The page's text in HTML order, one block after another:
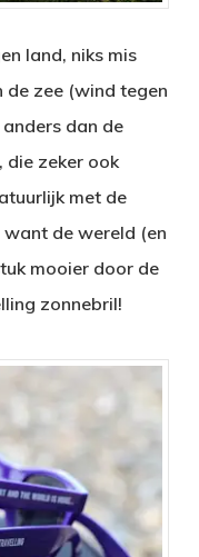
land, niks mis
de zee (wind tegen
dan de
die zeker ook
met de
de wereld (en
mooier door de
zonnebril!